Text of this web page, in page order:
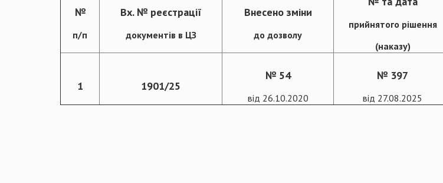
№
п/п
Вх. № реєстрації
документів в ЦЗ
Внесено зміни
до дозволу
прийнятого рішення
(наказу)
1 1901/25
№ 54
від 26.10.2020
№ 397
від 27.08.2025